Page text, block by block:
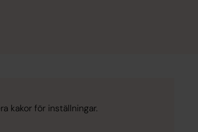
kakor för inställningar.